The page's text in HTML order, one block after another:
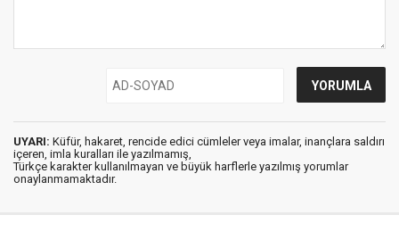
UYARI: Küfür, hakaret, rencide edici cümleler veya imalar, inançlara saldırı
içeren, imla kuralları ile yazılmamış,
Türkçe karakter kullanılmayan ve büyük harflerle yazılmış yorumlar
onaylanmamaktadır.